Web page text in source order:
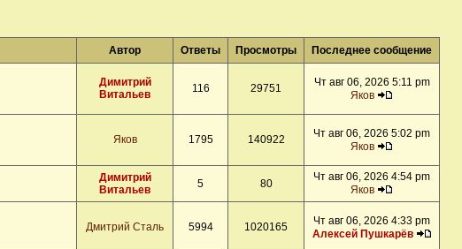
Автор Ответы Просмотры Последнее сообщение
Димитрий
Витальев
116 29751
Чт авг 06, 2026 5:11 pm
Яков
Яков 1795 140922
Чт авг 06, 2026 5:02 pm
Яков
Димитрий
Витальев
5 80
Чт авг 06, 2026 4:54 pm
Яков
Дмитрий Сталь 5994 1020165
Чт авг 06, 2026 4:33 pm
Алексей Пушкарёв